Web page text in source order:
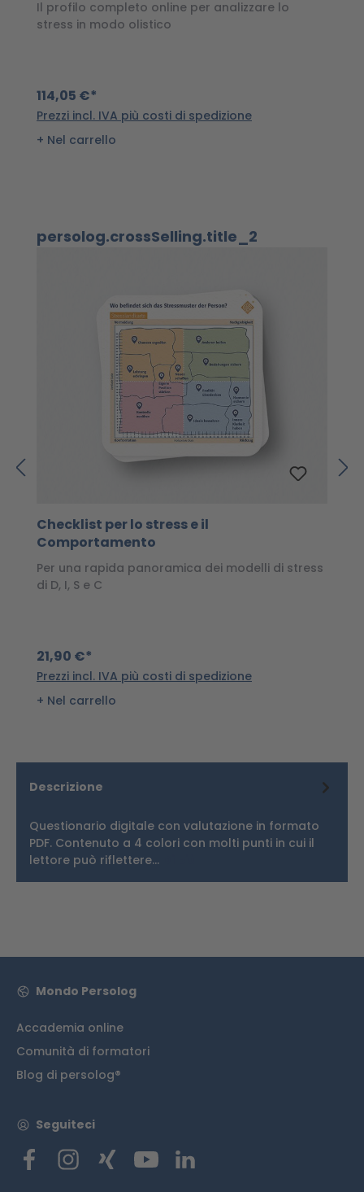
Il profilo completo online per analizzare lo
stress in modo olistico
114,05 €*
Prezzi incl. IVA più costi di spedizione
Nel carrello
Salta la galleria dei prodotti
persolog.crossSelling.title_2
Checklist per lo stress e il
Comportamento
Per una rapida panoramica dei modelli di stress
di D, I, S e C
21,90 €*
Prezzi incl. IVA più costi di spedizione
Nel carrello
Descrizione
Questionario digitale con valutazione in formato
PDF. Contenuto a 4 colori con molti punti in cui il
lettore può riflettere…
Mondo Persolog
Accademia online
Comunità di formatori
Blog di persolog®
Seguiteci